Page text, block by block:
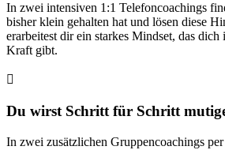
In zwei intensiven 1:1 Telefoncoachings
bisher klein gehalten hat und lösen diese
erarbeitest dir ein starkes Mindset, das
Kraft gibt.

Du wirst Schritt für Schritt
In zwei zusätzlichen Gruppencoachings